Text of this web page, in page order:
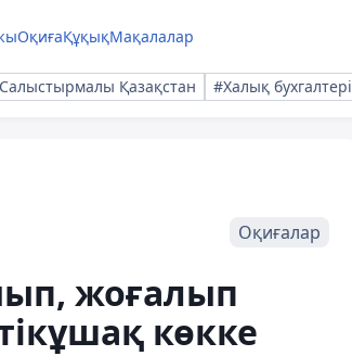
ОқиғаҚұқықМақалалар
Қазақстан #Халық бухгалтері
Оқиғалар
жоғалып
көкке